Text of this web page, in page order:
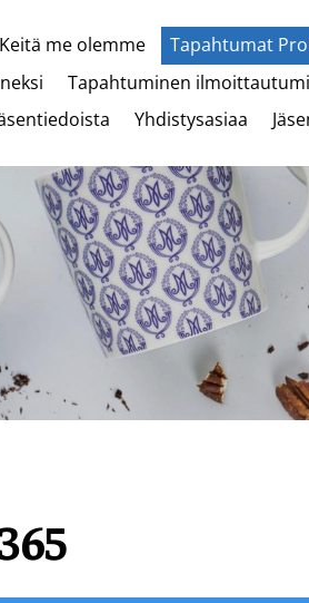
me olemme
Tapahtumat
Tapahtuminen
Yhdistysasiaa